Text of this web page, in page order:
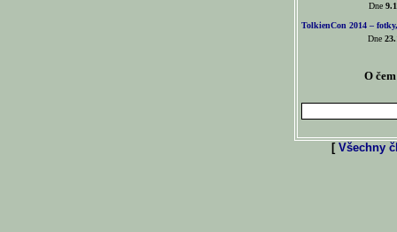
Dne
TolkienCon 2014 –
Dne
O
[ Všechny